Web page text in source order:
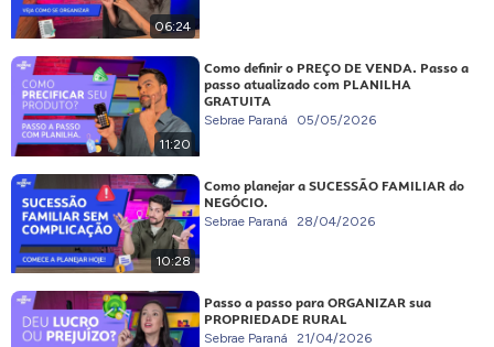
06:24
11:20
Como definir o PREÇO DE VENDA. Passo a
passo atualizado com PLANILHA
GRATUITA
Sebrae Paraná 05/05/2026
10:28
Como planejar a SUCESSÃO FAMILIAR do
NEGÓCIO.
Sebrae Paraná 28/04/2026
Passo a passo para ORGANIZAR sua
PROPRIEDADE RURAL
Sebrae Paraná 21/04/2026